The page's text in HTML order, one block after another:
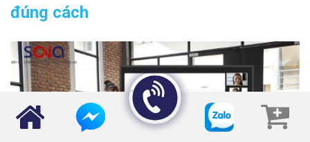
đúng cách